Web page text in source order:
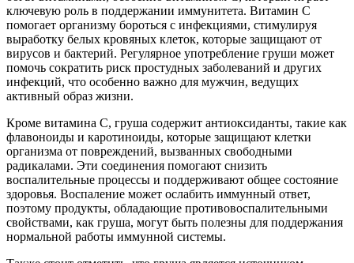
ключевую роль в поддержании иммунитета. Витамин C
помогает организму бороться с инфекциями, стимулируя
выработку белых кровяных клеток, которые защищают от
вирусов и бактерий. Регулярное употребление груши может
помочь сократить риск простудных заболеваний и других
инфекций, что особенно важно для мужчин, ведущих
активный образ жизни.
Кроме витамина C, груша содержит антиоксиданты, такие как
флавоноиды и каротиноиды, которые защищают клетки
организма от повреждений, вызванных свободными
радикалами. Эти соединения помогают снизить
воспалительные процессы и поддерживают общее состояние
здоровья. Воспаление может ослабить иммунный ответ,
поэтому продукты, обладающие противовоспалительными
свойствами, как груша, могут быть полезны для поддержания
нормальной работы иммунной системы.